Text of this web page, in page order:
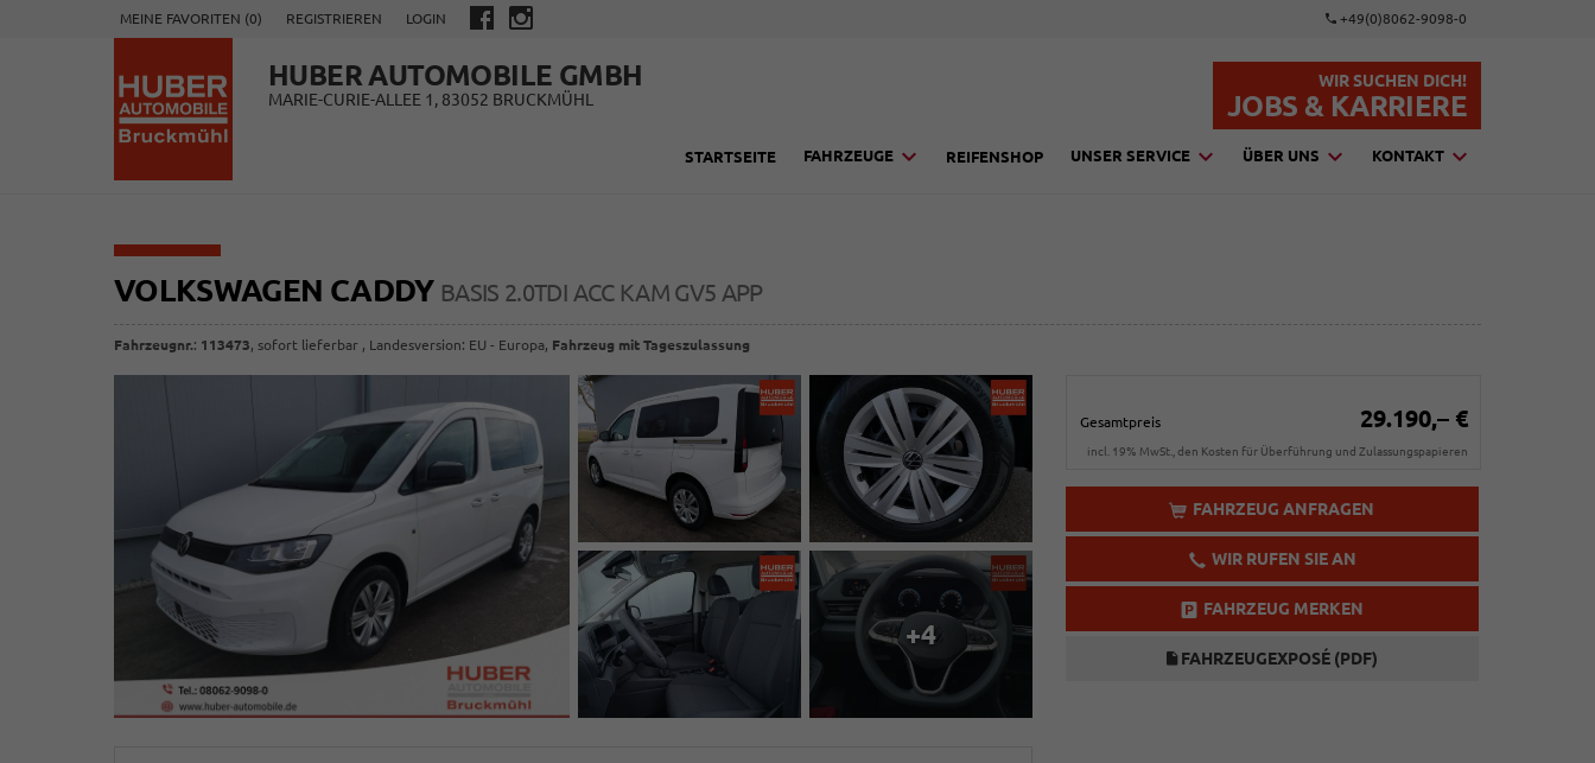
MEINE FAVORITEN (0) REGISTRIEREN LOGIN +49(0)8062-9098-0
HUBER AUTOMOBILE GMBH
MARIE-CURIE-ALLEE 1, 83052 BRUCKMÜHL
WIR SUCHEN DICH!
JOBS & KARRIERE
STARTSEITE FAHRZEUGE REIFENSHOP UNSER SERVICE ÜBER UNS KONTAKT
VOLKSWAGEN CADDY BASIS 2.0TDI ACC KAM GV5 APP
Fahrzeugnr.: 113473, sofort lieferbar , Landesversion: EU - Europa, Fahrzeug mit Tageszulassung
Gesamtpreis 29.190,– €
incl. 19% MwSt., den Kosten für Überführung und Zulassungspapieren
FAHRZEUG ANFRAGEN
WIR RUFEN SIE AN
FAHRZEUG MERKEN
FAHRZEUGEXPOSÉ (PDF)
+4